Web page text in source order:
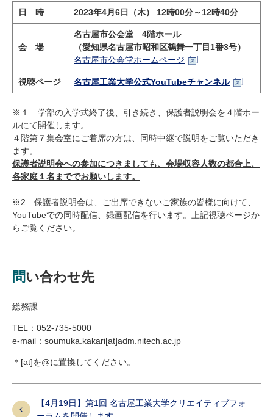
日 時 2023年4月6日（木） 12時00分～12時40分
会 場
名古屋市公会堂 4階ホール
（愛知県名古屋市昭和区鶴舞一丁目 1番3号）
名古屋市公会堂ホームページ
視聴ページ 名古屋工業大学公式YouTubeチャンネル
※１ 学部の入学式終了後、引き続き、保護者説明会を４階ホー
ルにて開催します。
４階第７集会室にご着席の方は、同時中継で説明をご覧いただき
ます。
保護者説明会への参加につきましても、会場収容人数の都合上、
各家庭１名まででお願いします。
※2 保護者説明会は、ご出席できないご家族の皆様に向けて、
YouTubeでの同時配信、録画配信を行います。上記視聴ページか
らご覧ください。
問い合わせ先
総務課
TEL：052-735-5000
e-mail：soumuka.kakari[at]adm.nitech.ac.jp
＊[at]を@に置換してください。
【4月19日】第1回 名古屋工業大学クリエイティブフォ